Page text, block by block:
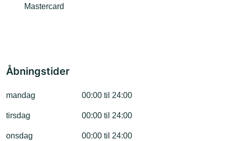
Mastercard
Åbningstider
mandag 00:00 til 24:00
tirsdag 00:00 til 24:00
onsdag 00:00 til 24:00